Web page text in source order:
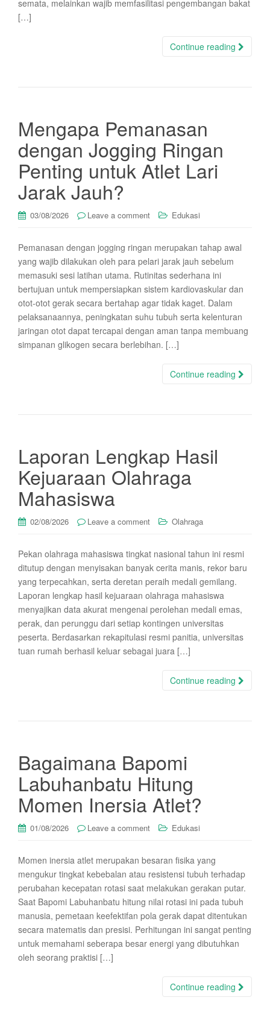
semata, melainkan wajib memfasilitasi pengembangan bakat
[…]
Continue reading
Mengapa Pemanasan
dengan Jogging Ringan
Penting untuk Atlet Lari
Jarak Jauh?
03/08/2026 Leave a comment Edukasi
Pemanasan dengan jogging ringan merupakan tahap awal
yang wajib dilakukan oleh para pelari jarak jauh sebelum
memasuki sesi latihan utama. Rutinitas sederhana ini
bertujuan untuk mempersiapkan sistem kardiovaskular dan
otot-otot gerak secara bertahap agar tidak kaget. Dalam
pelaksanaannya, peningkatan suhu tubuh serta kelenturan
jaringan otot dapat tercapai dengan aman tanpa membuang
simpanan glikogen secara berlebihan. […]
Continue reading
Laporan Lengkap Hasil
Kejuaraan Olahraga
Mahasiswa
02/08/2026 Leave a comment Olahraga
Pekan olahraga mahasiswa tingkat nasional tahun ini resmi
ditutup dengan menyisakan banyak cerita manis, rekor baru
yang terpecahkan, serta deretan peraih medali gemilang.
Laporan lengkap hasil kejuaraan olahraga mahasiswa
menyajikan data akurat mengenai perolehan medali emas,
perak, dan perunggu dari setiap kontingen universitas
peserta. Berdasarkan rekapitulasi resmi panitia, universitas
tuan rumah berhasil keluar sebagai juara […]
Continue reading
Bagaimana Bapomi
Labuhanbatu Hitung
Momen Inersia Atlet?
01/08/2026 Leave a comment Edukasi
Momen inersia atlet merupakan besaran fisika yang
mengukur tingkat kebebalan atau resistensi tubuh terhadap
perubahan kecepatan rotasi saat melakukan gerakan putar.
Saat Bapomi Labuhanbatu hitung nilai rotasi ini pada tubuh
manusia, pemetaan keefektifan pola gerak dapat ditentukan
secara matematis dan presisi. Perhitungan ini sangat penting
untuk memahami seberapa besar energi yang dibutuhkan
oleh seorang praktisi […]
Continue reading